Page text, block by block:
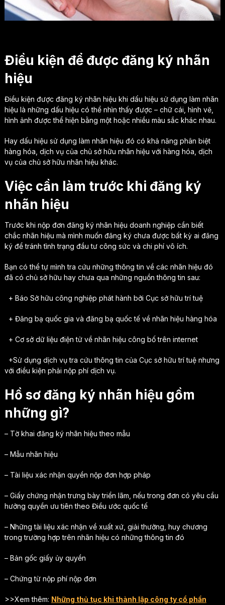
Điều kiện để được đăng ký nhãn
hiệu
Điều kiện được đăng ký nhãn hiệu khi dấu hiệu sử dụng làm nhãn
hiệu là những dấu hiệu có thể nhìn thấy được – chữ cái, hình vẽ,
hình ảnh được thể hiện bằng một hoặc nhiều màu sắc khác nhau.
Hay dấu hiệu sử dụng làm nhãn hiệu đó có khả năng phân biệt
hàng hóa, dịch vụ của chủ sở hữu nhãn hiệu với hàng hóa, dịch
vụ của chủ sở hữu nhãn hiệu khác.
Việc cần làm trước khi đăng ký
nhãn hiệu
Trước khi nộp đơn đăng ký nhãn hiệu doanh nghiệp cần biết
chắc nhãn hiệu mà mình muốn đăng ký chưa được bất kỳ ai đăng
ký để tránh tình trạng đầu tư công sức và chi phí vô ích.
Bạn có thể tự mình tra cứu những thông tin về các nhãn hiệu đó
đã có chủ sở hữu hay chưa qua những nguồn thông tin sau:
+ Báo Sở hữu công nghiệp phát hành bởi Cục sở hữu trí tuệ
+ Đăng bạ quốc gia và đăng bạ quốc tế về nhãn hiệu hàng hóa
+ Cơ sở dữ liệu điện tử về nhãn hiệu công bố trên internet
+Sử dụng dịch vụ tra cứu thông tin của Cục sở hữu trí tuệ nhưng
với điều kiện phải nộp phí dịch vụ.
Hồ sơ đăng ký nhãn hiệu gồm
những gì?
– Tờ khai đăng ký nhãn hiệu theo mẫu
– Mẫu nhãn hiệu
– Tài liệu xác nhận quyền nộp đơn hợp pháp
– Giấy chứng nhận trưng bày triển lãm, nếu trong đơn có yêu cầu
hưởng quyền ưu tiên theo Điều ước quốc tế
– Những tài liệu xác nhận về xuất xứ, giải thưởng, huy chương
trong trường hợp trên nhãn hiệu có những thông tin đó
– Bản gốc giấy ủy quyền
– Chứng từ nộp phí nộp đơn
>>Xem thêm: Những thủ tục khi thành lập công ty cổ phần